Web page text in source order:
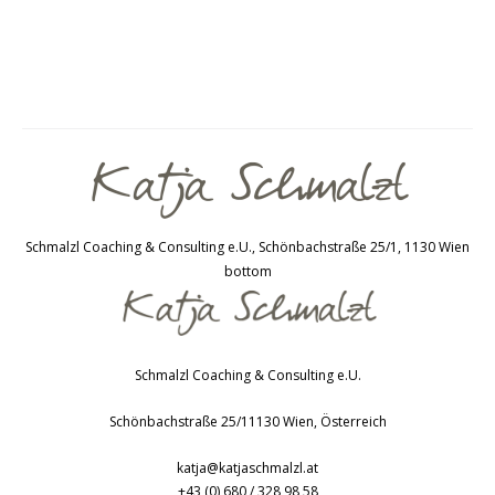
Schmalzl Coaching & Consulting e.U., Schönbachstraße 25/1, 1130 Wien
bottom
Schmalzl Coaching & Consulting e.U.
Schönbachstraße 25/1 1130 Wien, Österreich
katja@katjaschmalzl.at
+43 (0) 680 / 328 98 58